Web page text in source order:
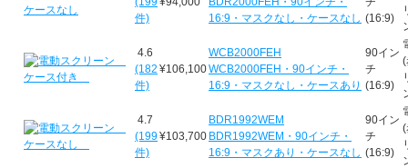
件)
16:9・マスクなし・ケースなし (16:9)
4.6
(182
件)
¥106,100
WCB2000FEH
WCB2000FEH・90インチ・
16:9・マスクなし・ケースあり
90イン
チ
(16:9)
(
4.7
(199
件)
¥103,700
BDR1992WEM
BDR1992WEM・90インチ・
16:9・マスクあり・ケースなし
90イン
チ
(16:9)
(